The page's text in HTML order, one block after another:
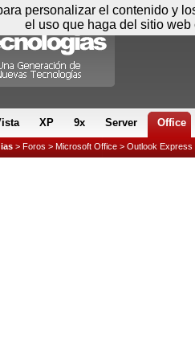
XP 9x Server Office
> Foros > Microsoft Office > Outlook Express
personalizar el contenido y
el uso que haga del sitio